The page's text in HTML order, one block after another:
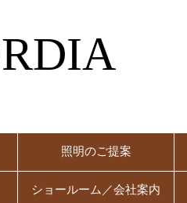
照明のご提案
ショールーム／会社案内